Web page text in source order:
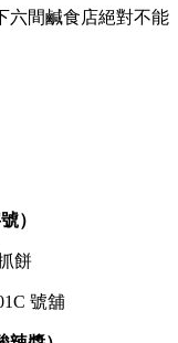
六間鹹食店絕對不能
）
餅
號舖